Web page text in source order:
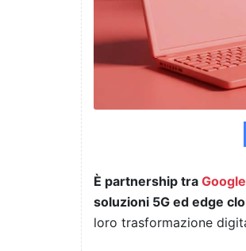
È partnership tra
soluzioni 5G ed edge
loro trasformazione